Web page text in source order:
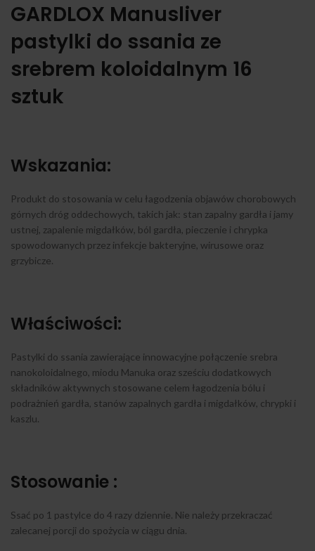
GARDLOX Manusliver
pastylki do ssania ze
srebrem koloidalnym 16
sztuk
Wskazania:
Produkt do stosowania w celu łagodzenia objawów chorobowych
górnych dróg oddechowych, takich jak: stan zapalny gardła i jamy
ustnej, zapalenie migdałków, ból gardła, pieczenie i chrypka
spowodowanych przez infekcje bakteryjne, wirusowe oraz
grzybicze.
Właściwości:
Pastylki do ssania zawierające innowacyjne połączenie srebra
nanokoloidalnego, miodu Manuka oraz sześciu dodatkowych
składników aktywnych stosowane celem łagodzenia bólu i
podrażnień gardła, stanów zapalnych gardła i migdałków, chrypki i
kaszlu.
Stosowanie :
Ssać po 1 pastylce do 4 razy dziennie. Nie należy przekraczać
zalecanej porcji do spożycia w ciągu dnia.